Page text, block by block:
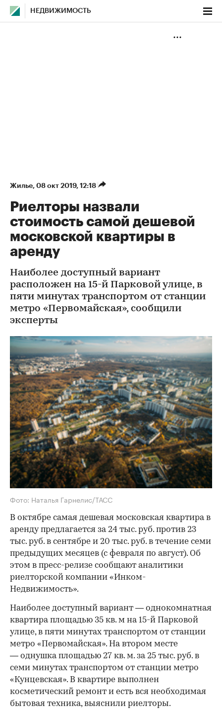
НЕДВИЖИМОСТЬ
Жилье⁠, 08 окт 2019, 12:18
Риелторы назвали
стоимость самой дешевой
московской квартиры в
аренду
Наиболее доступный вариант
расположен на 15-й Парковой улице, в
пяти минутах транспортом от станции
метро «Первомайская», сообщили
эксперты
Фото: Наталья Гарнелис/ТАСС
В октябре самая дешевая московская квартира в
аренду предлагается за 24 тыс. руб. против 23
тыс. руб. в сентябре и 20 тыс. руб. в течение семи
предыдущих месяцев (с февраля по август). Об
этом в пресс-релизе сообщают аналитики
риелторской компании «Инком-
Недвижимость».
Наиболее доступный вариант — однокомнатная
квартира площадью 35 кв. м на 15-й Парковой
улице, в пяти минутах транспортом от станции
метро «Первомайская». На втором месте
— однушка площадью 27 кв. м. за 25 тыс. руб. в
семи минутах транспортом от станции метро
«Кунцевская». В квартире выполнен
косметический ремонт и есть вся необходимая
бытовая техника, выяснили риелторы.